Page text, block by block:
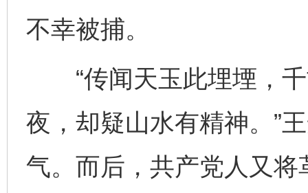
不幸被捕。
“传闻天玉此埋堙，千
夜，却疑山水有精神。”
气。而后，共产党人又